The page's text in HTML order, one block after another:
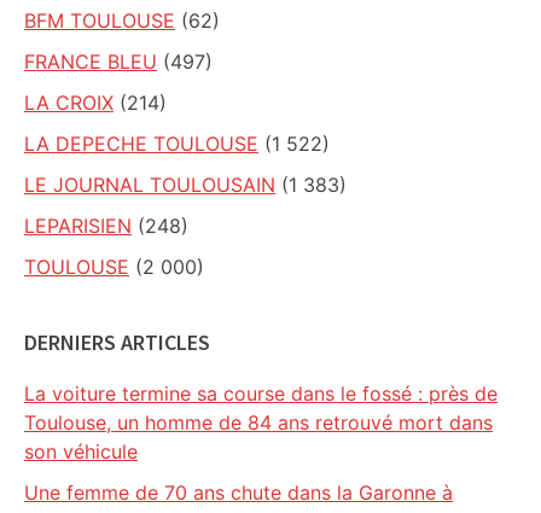
BFM TOULOUSE (62)
FRANCE BLEU (497)
LA CROIX (214)
LA DEPECHE TOULOUSE (1 522)
LE JOURNAL TOULOUSAIN (1 383)
LEPARISIEN (248)
TOULOUSE (2 000)
DERNIERS ARTICLES
La voiture termine sa course dans le fossé : près de
Toulouse, un homme de 84 ans retrouvé mort dans
son véhicule
Une femme de 70 ans chute dans la Garonne à